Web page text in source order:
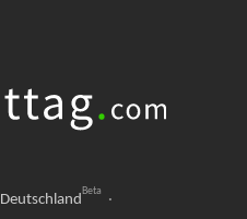
Deutschland Beta ·